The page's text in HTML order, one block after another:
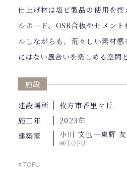
仕上げ材は塩ビ製品の使用を
ルボード、OSB合板やセメン
ルしながらも、荒々しい素材
にはない風合いを楽しめる空間
施設
建設場所
枚方市香里ケ丘
施工年
2023年
建築家
小川 文也＋東野
㈱TOFU
# TOFU